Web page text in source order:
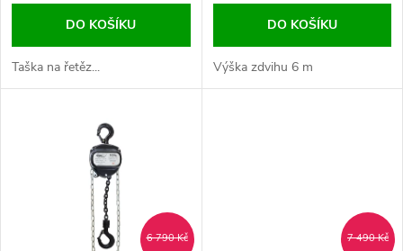
u
d
u
DO KOŠÍKU
Taška na řetěz...
DO KOŠÍKU
Výška zdvihu 6 m
6 790 Kč 7 490 Kč